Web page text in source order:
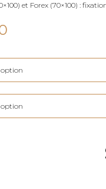
et Forex (70×100) :
prix :
€115,00
à